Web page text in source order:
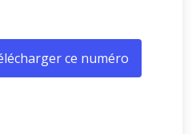
ce numéro